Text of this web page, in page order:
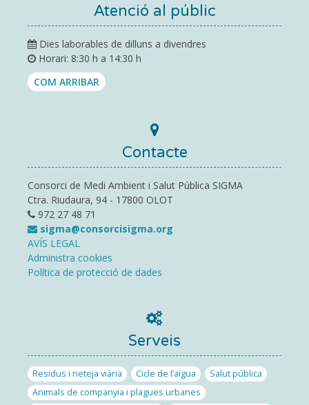
Atenció al públic
Dies laborables de dilluns a divendres
Horari: 8:30 h a 14:30 h
COM ARRIBAR
Contacte
Consorci de Medi Ambient i Salut Pública SIGMA
Ctra. Riudaura, 94 - 17800 OLOT
972 27 48 71
sigma@consorcisigma.org
AVÍS LEGAL
Administra cookies
Política de protecció de dades
Serveis
Residus i neteja viària Cicle de l’aigua
Salut pública
Animals de companyia i plagues urbanes